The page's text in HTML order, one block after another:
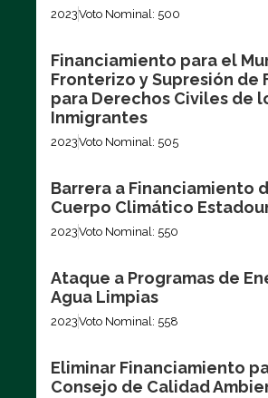
2023Voto Nominal: 500
Financiamiento para el
Fronterizo y Supresión de
para Derechos Civiles de
Inmigrantes
2023Voto Nominal: 505
Barrera a Financiamiento
Cuerpo Climático
2023Voto Nominal: 550
Ataque a Programas de
Agua Limpias
2023Voto Nominal: 558
Eliminar Financiamiento
Consejo de Calidad